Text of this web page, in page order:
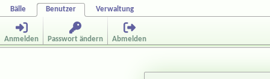
Bälle Benutzer Verwaltung
Anmelden Passwort ändern Abmelden